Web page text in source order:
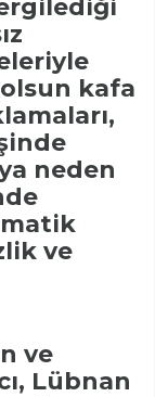
olsun kafa
neden
ve
ve
Lübnan